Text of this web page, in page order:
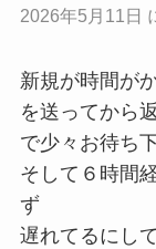
2026年5月11日
新規が時間が
を送ってから
で少々お待ち
そして６時間
ず
遅れてるにし